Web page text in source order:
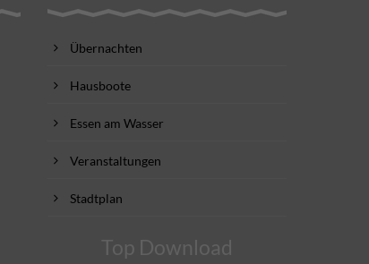
Übernachten
Hausboote
Essen am Wasser
Veranstaltungen
Stadtplan
Top Download